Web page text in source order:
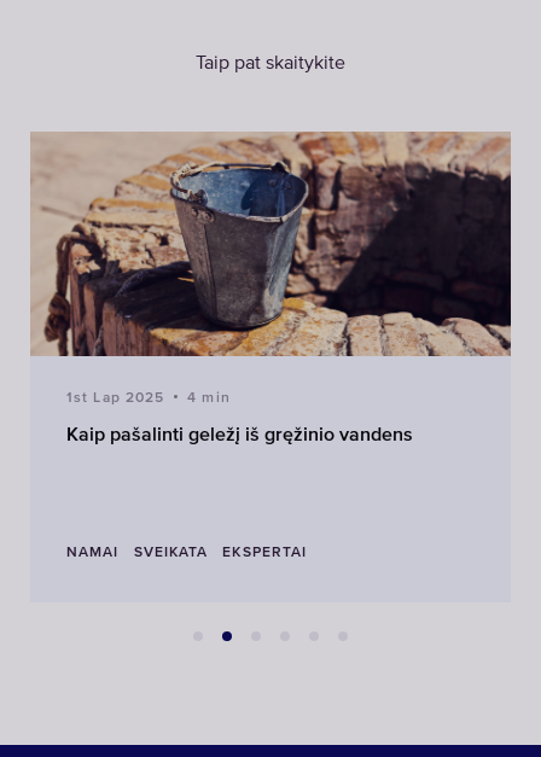
Taip pat skaitykite
1st Lap 2025 4 min
Kaip pašalinti geležį iš gręžinio vandens
NAMAI SVEIKATA EKSPERTAI